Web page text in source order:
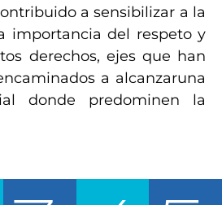
a sensibilizar a la
importancia del respeto y
derechos, ejes que han
a alcanzaruna
donde predominen la